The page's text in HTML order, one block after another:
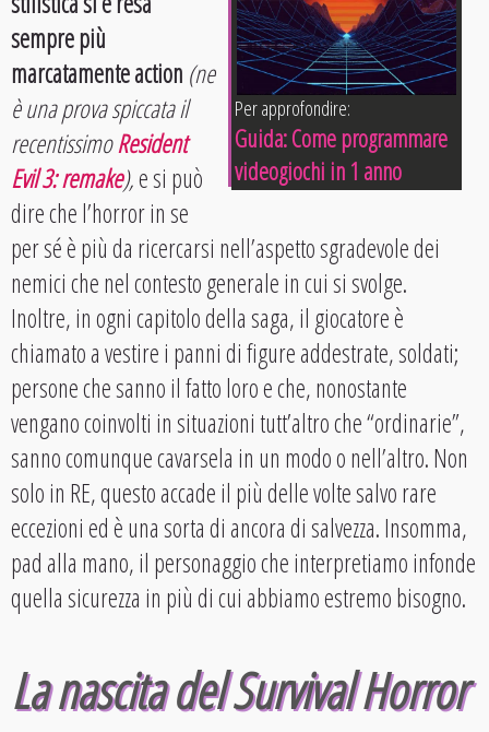
Per approfondire:
Guida: Come programmare
videogiochi in 1 anno
sempre più
marcatamente action (ne
è una prova spiccata il
recentissimoResident
Evil 3: remake),e si può
dire che l’horror in se
per sé è più da ricercarsi nell’aspetto sgradevole dei
nemici che nel contesto generale in cui si svolge.
Inoltre, in ogni capitolo della saga, il giocatore è
chiamato a vestire i panni di figure addestrate, soldati;
persone che sanno il fatto loro e che, nonostante
vengano coinvolti in situazioni tutt’altro che “ordinarie”,
sanno comunque cavarsela in un modo o nell’altro. Non
solo in RE, questo accade il più delle volte salvo rare
eccezioni ed è una sorta di ancora di salvezza. Insomma,
pad alla mano, il personaggio che interpretiamo infonde
quella sicurezza in più di cui abbiamo estremo bisogno.
La nascita del Survival Horror